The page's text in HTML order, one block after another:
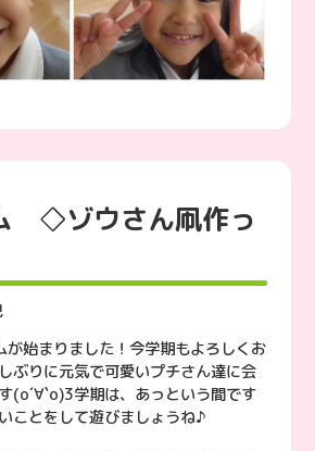
◇ゾウさん凧作っ
が始まりました！今学期もよろしくお
ぶりに元気で可愛いプチさん達に会
(о´∀`о)3学期は、あっという間です
ことをして遊びましょうね♪